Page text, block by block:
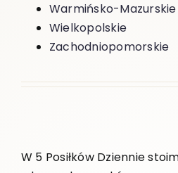
Warmińsko-Mazurskie
Wielkopolskie
Zachodniopomorskie
W 5 Posiłków Dziennie